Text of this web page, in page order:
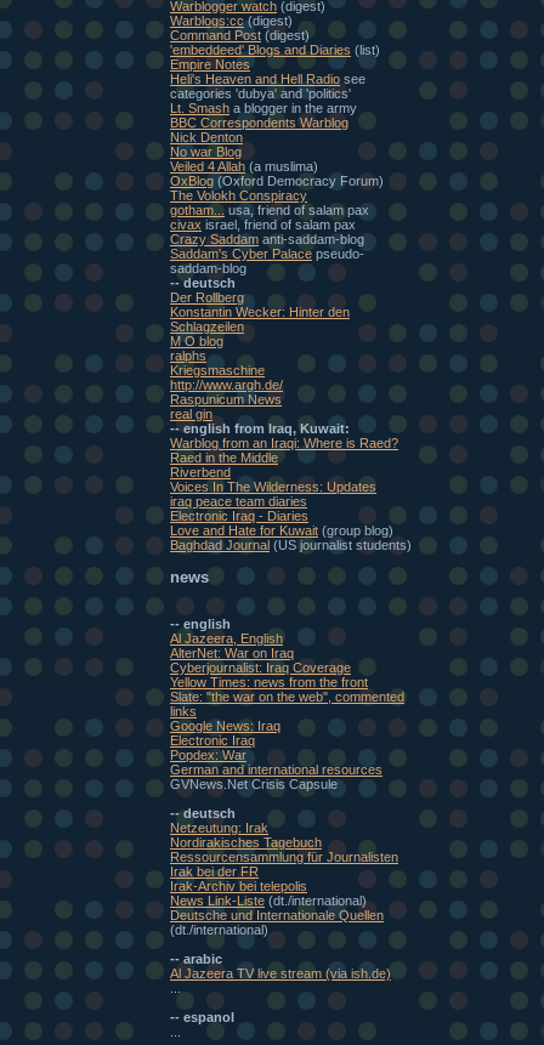
Warblogger watch (digest)
Warblogs:cc (digest)
Command Post (digest)
'embeddeed' Blogs and Diaries (list)
Empire Notes
Heli's Heaven and Hell Radio see
categories 'dubya' and 'politics'
Lt. Smash a blogger in the army
BBC Correspondents Warblog
Nick Denton
No war Blog
Veiled 4 Allah (a muslima)
OxBlog (Oxford Democracy Forum)
The Volokh Conspiracy
gotham...
usa, friend of salam pax
civax israel, friend of salam pax
Crazy Saddam anti-saddam-blog
Saddam's Cyber Palace pseudo-
saddam-blog
-- deutsch
Der Rollberg
Konstantin Wecker: Hinter den
Schlagzeilen
M O blog
ralphs
Kriegsmaschine
http://www.argh.de/
Raspunicum News
real gin
-- english from Iraq, Kuwait:
Warblog from an Iraqi: Where is Raed?
Raed in the Middle
Riverbend
Voices In The Wilderness: Updates
iraq peace team diaries
Electronic Iraq - Diaries
Love and Hate for Kuwait (group blog)
Baghdad Journal (US journalist students)
news
-- english
Al Jazeera, English
AlterNet: War on Iraq
Cyberjournalist: Iraq Coverage
Yellow Times: news from the front
Slate: "the war on the web", commented
links
Google News: Iraq
Electronic Iraq
Popdex: War
German and international resources
GVNews.Net Crisis Capsule
-- deutsch
Netzeutung: Irak
Nordirakisches Tagebuch
Ressourcensammlung für Journalisten
Irak bei der FR
Irak-Archiv bei telepolis
News Link-Liste (dt./international)
Deutsche und Internationale Quellen
(dt./international)
-- arabic
Al Jazeera TV live stream (via ish.de)
-- espanol